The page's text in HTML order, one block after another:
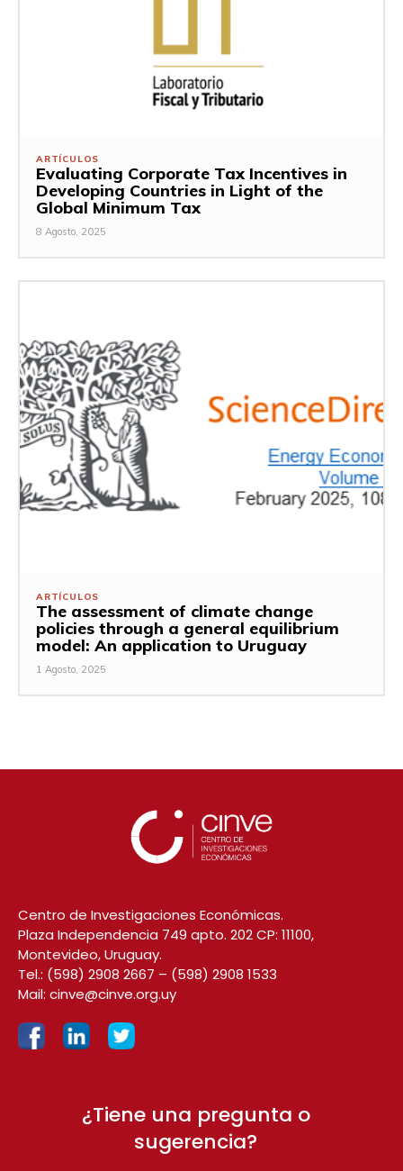
ARTÍCULOS
Evaluating Corporate Tax Incentives in
Developing Countries in Light of the
Global Minimum Tax
8 Agosto, 2025
ARTÍCULOS
The assessment of climate change
policies through a general equilibrium
model: An application to Uruguay
1 Agosto, 2025
Centro de Investigaciones Económicas.
Plaza Independencia 749 apto. 202 CP: 11100,
Montevideo, Uruguay.
Tel.: (598) 2908 2667 – (598) 2908 1533
Mail: cinve@cinve.org.uy
¿Tiene una pregunta o
sugerencia?